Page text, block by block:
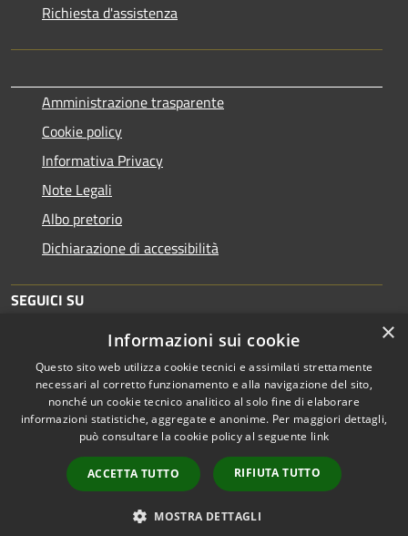
Richiesta d'assistenza
Amministrazione trasparente
Cookie policy
Informativa Privacy
Note Legali
Albo pretorio
Dichiarazione di accessibilità
SEGUICI SU
YoutubeRSS
RSS
Accessibilità
Copyright © 2026 • Comune di
Municipium•
Accesso
redazione
×
Informazioni sui cookie
Questo sito web utilizza cookie tecnici e assimilati strettamente
necessari al corretto funzionamento e alla navigazione del sito,
nonché un cookie tecnico analitico al solo fine di elaborare
informazioni statistiche, aggregate e anonime. Per maggiori dettagli,
può consultare la cookie policy al seguente link
ACCETTA TUTTO RIFIUTA TUTTO
MOSTRA DETTAGLI